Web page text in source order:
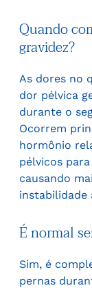
Quando
gravidez?
As dores no
dor pélvica
durante o
Ocorrem
hormônio
pélvicos
causando
instabilidade
É normal
Sim, é
pernas